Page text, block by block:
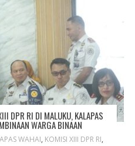
DPR RI DI MALUKU, KALAPAS
WARGA BINAAN
WAHAI, KOMISI XIII DPR RI,